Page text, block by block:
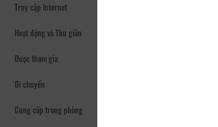
Truy cập Internet
Hoạt động và Thư giãn
Được tham gia
Di chuyển
Cung cấp trong phòng